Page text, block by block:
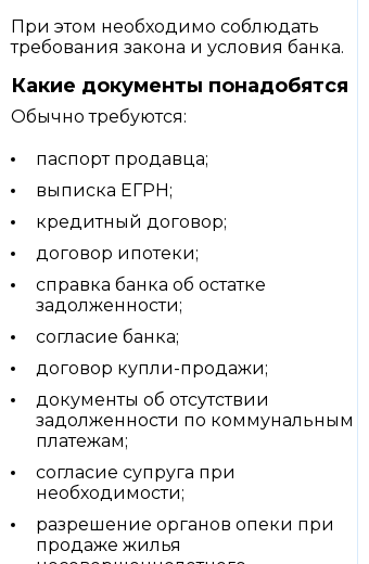
При этом необходимо соблюдать
требования закона и условия банка.
Какие документы понадобятся
Обычно требуются:
паспорт продавца;
выписка ЕГРН;
кредитный договор;
договор ипотеки;
справка банка об остатке
задолженности;
согласие банка;
договор купли-продажи;
документы об отсутствии
задолженности по коммунальным
платежам;
согласие супруга при
необходимости;
разрешение органов опеки при
продаже жилья